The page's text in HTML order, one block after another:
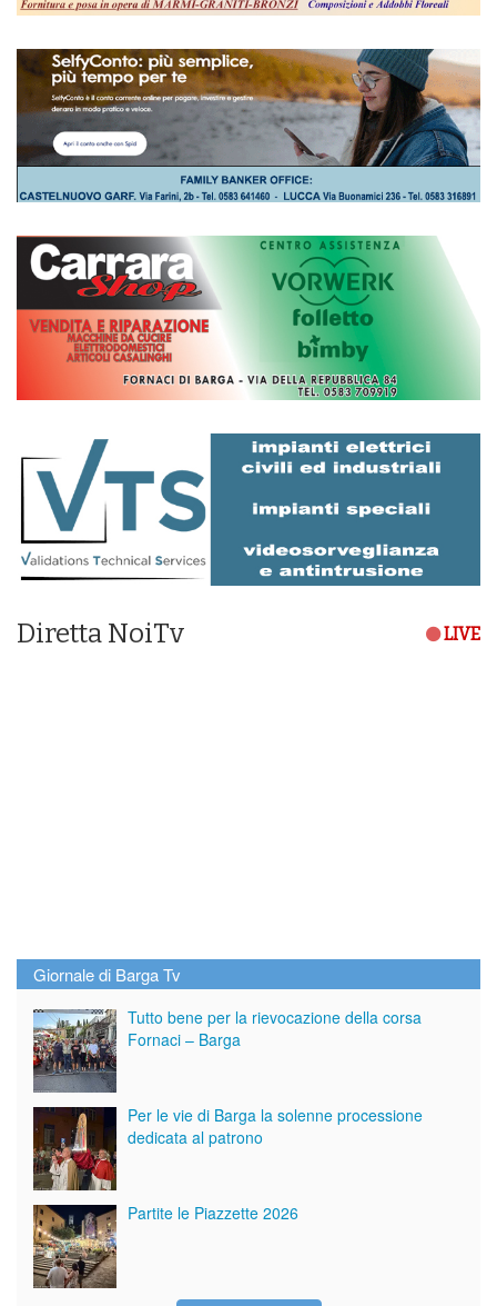
Diretta NoiTv LIVE
Giornale di Barga Tv
Tutto bene per la rievocazione della corsa
Fornaci – Barga
Per le vie di Barga la solenne processione
dedicata al patrono
Partite le Piazzette 2026